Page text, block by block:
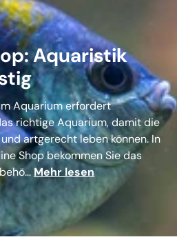
Aquaristik
Aquarium erfordert
richtige Aquarium, damit die
artgerecht leben können. In
Shop bekommen Sie das
Mehr lesen